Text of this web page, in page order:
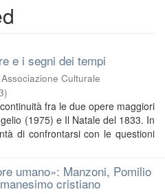
e i segni dei tempi
Culturale
)
fra le due opere maggiori
(1975) e Il Natale del 1833. In
di confrontarsi con le questioni
umano»: Manzoni, Pomilio
cristiano